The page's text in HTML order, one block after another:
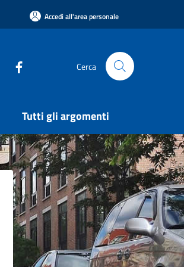
Accedi all'area personale
Cerca
Tutti gli argomenti